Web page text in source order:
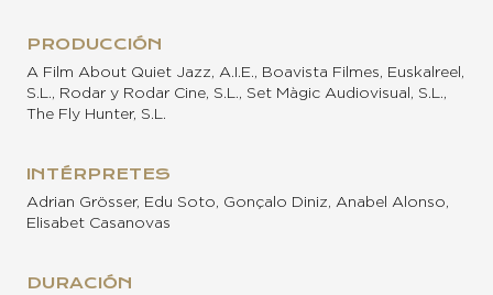
PRODUCCIÓN
A Film About Quiet Jazz, A.I.E., Boavista Filmes, Euskalreel,
S.L., Rodar y Rodar Cine, S.L., Set Màgic Audiovisual, S.L.,
The Fly Hunter, S.L.
INTÉRPRETES
Adrian Grösser, Edu Soto, Gonçalo Diniz, Anabel Alonso,
Elisabet Casanovas
DURACIÓN